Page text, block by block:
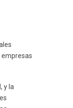
empresas
y la